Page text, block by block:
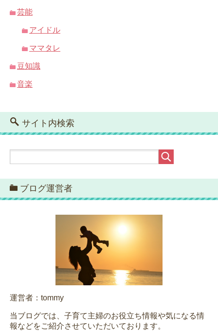
芸能
アイドル
ママタレ
豆知識
音楽
サイト内検索
ブログ運営者
運営者：tommy
当ブログでは、子育て主婦のお役立ち情報や気になる情
報などをご紹介させていただいております。